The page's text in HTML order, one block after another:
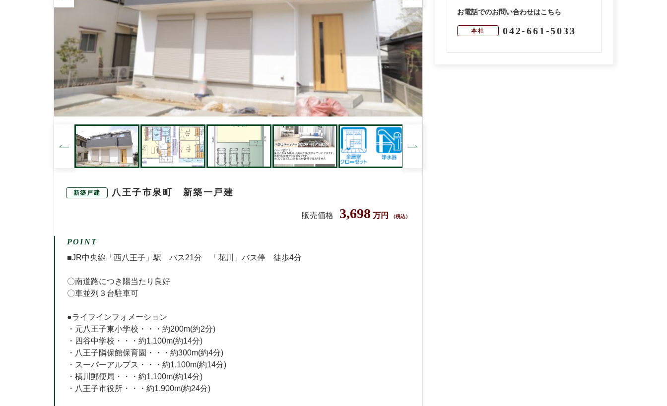
新築戸建 八王子市泉町 新築一戸建
販売価格 3,698 万円 （税込）
POINT
■JR中央線「西八王子」駅 バス21分 「花川」バス停 徒歩4分
〇南道路につき陽当たり良好
〇車並列３台駐車可
●ライフインフォメーション
・元八王子東小学校・・・約200m(約2分)
・四谷中学校・・・約1,100m(約14分)
・八王子隣保館保育園・・・約300m(約4分)
・スーパーアルプス・・・約1,100m(約14分)
・横川郵便局・・・約1,100m(約14分)
・八王子市役所・・・約1,900m(約24分)
お電話でのお問い合わせはこちら
本社 042-661-5033